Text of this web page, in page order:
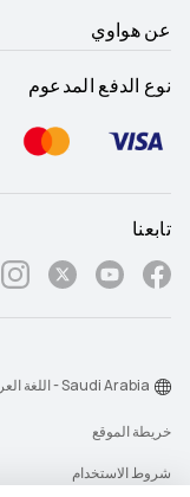
عن هواوي
نوع الدفع المدعوم
تابعنا
خريطة الموقع
شروط الاستخدام
Saudi Arabia - اللغة العربية